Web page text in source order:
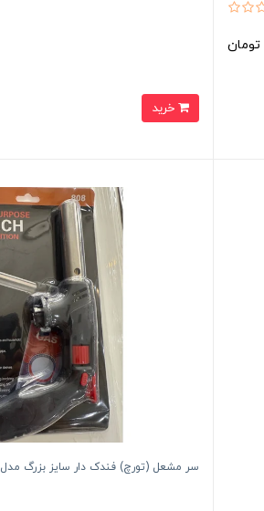
تومان
خرید
سر مشعل (تورچ) فندک دار سایز بزرگ مدل ۸۰۸